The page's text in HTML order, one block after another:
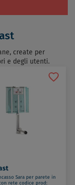
create per
e degli utenti.
Sara per parete in
rete codice prod: